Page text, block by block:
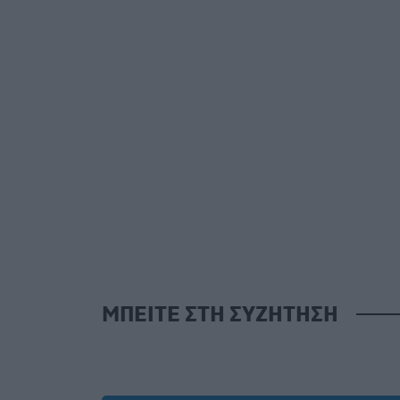
ΜΠΕΙΤΕ ΣΤΗ ΣΥΖΗΤΗΣΗ